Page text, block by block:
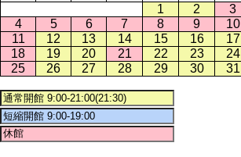
1
2
3
4
5 6 7 8 9
10
11
12 13 14 15 16
17
18
19 20 21 22 23
24
25
26 27 28 29 30 31